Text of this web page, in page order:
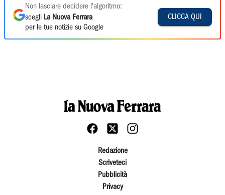
Non lasciare decidere l'algoritmo:
scegli La Nuova Ferrara
per le tue notizie su Google
CLICCA QUI
Redazione
Scriveteci
Pubblicità
Privacy